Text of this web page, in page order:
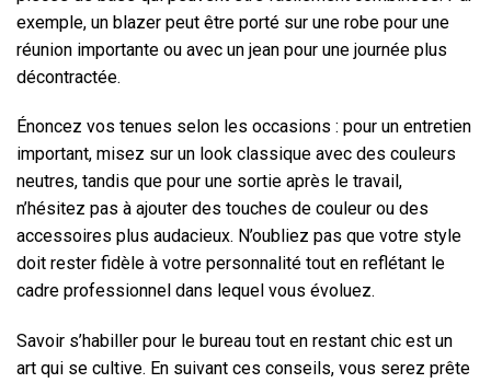
exemple, un blazer peut être porté sur une robe pour une
réunion importante ou avec un jean pour une journée plus
décontractée.
Énoncez vos tenues selon les occasions : pour un entretien
important, misez sur un look classique avec des couleurs
neutres, tandis que pour une sortie après le travail,
n’hésitez pas à ajouter des touches de couleur ou des
accessoires plus audacieux. N’oubliez pas que votre style
doit rester fidèle à votre personnalité tout en reflétant le
cadre professionnel dans lequel vous évoluez.
Savoir s’habiller pour le bureau tout en restant chic est un
art qui se cultive. En suivant ces conseils, vous serez prête